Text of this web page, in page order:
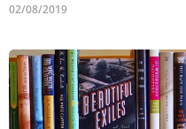
02/08/2019